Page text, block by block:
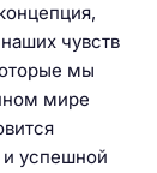
чувств
мы
мире
успешной